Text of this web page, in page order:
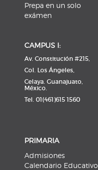
Prepa en un solo
exámen
CAMPUS l:
Av. Constitución #215,
Col. Los Ángeles,
Celaya. Guanajuato,
México.
Tel. 01(461)615 1560
PRIMARIA
Admisiones
Calendario Educativo